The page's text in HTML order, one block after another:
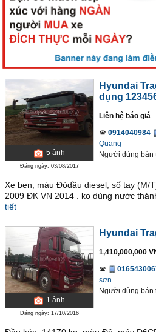
5 ảnh
Đăng ngày: 03/08/2017
Hyundai
dụng
Liên hệ báo giá
0914040984
Quang
Người dùng bán
Xe ben; màu Đỏdầu diesel; số tay (M/
2009 ĐK VN 2014 . ko dùng nước
tiết
1 ảnh
Đăng ngày: 17/10/2016
Hyundai
1,410,000,000
sơn
Người dùng bán